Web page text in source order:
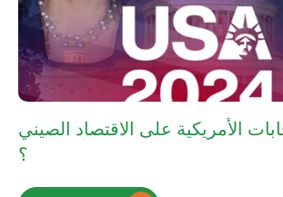
الأمريكية على الاقتصاد الصيني
؟